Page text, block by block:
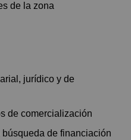
de la zona
jurídico y de
de comercialización
de financiación